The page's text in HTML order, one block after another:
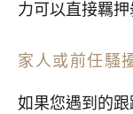
力可以直接羈押
家人或前任騷
如果您遇到的